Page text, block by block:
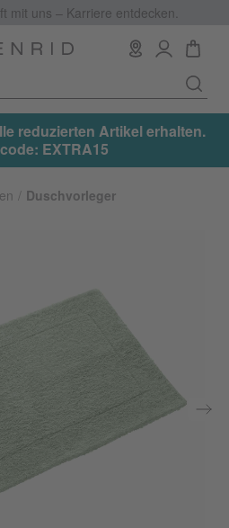
mit uns – Karriere entdecken.
reduzierten Artikel erhalten.
EXTRA15
Duschvorleger